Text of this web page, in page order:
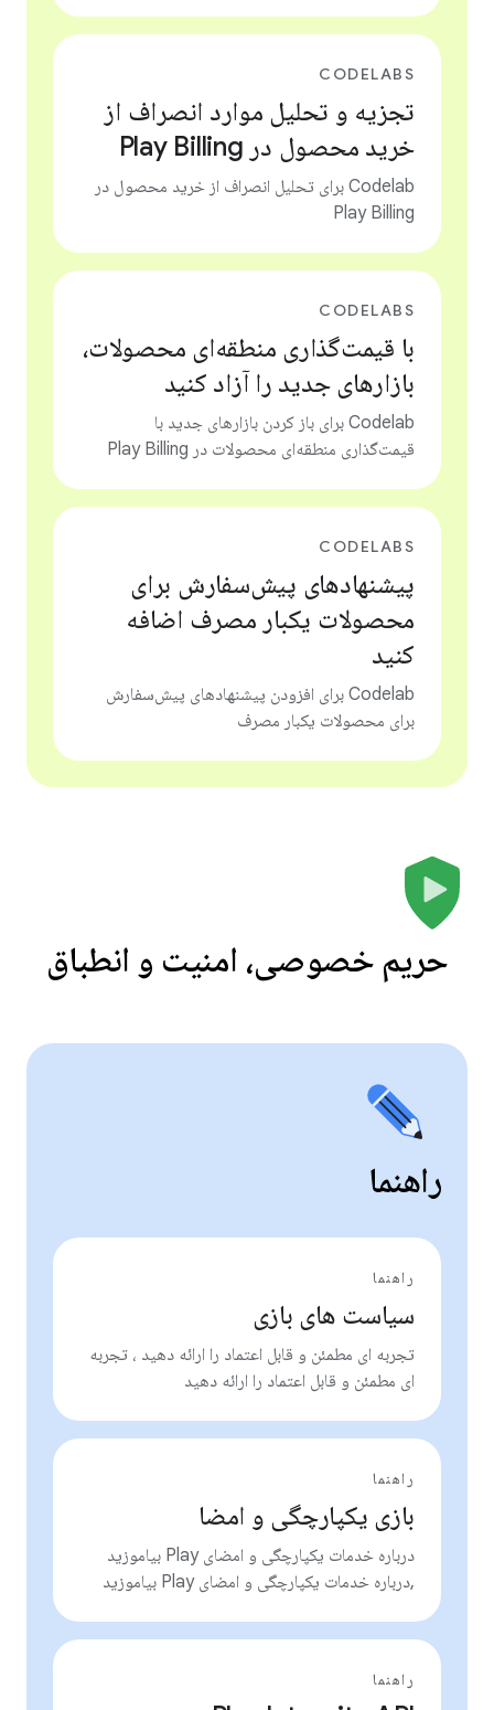
CODELABS
تجزیه و تحلیل موارد انصراف از
خرید محصول در Play Billing
Codelab برای تحلیل انصراف از خرید محصول در
Play Billing
CODELABS
با قیمت‌گذاری منطقه‌ای محصولات،
بازارهای جدید را آزاد کنید
Codelab برای باز کردن بازارهای جدید با
قیمت‌گذاری منطقه‌ای محصولات در Play Billing
CODELABS
پیشنهادهای پیش‌سفارش برای
محصولات یکبار مصرف اضافه
کنید
Codelab برای افزودن پیشنهادهای پیش‌سفارش
برای محصولات یکبار مصرف
حریم خصوصی، امنیت و انطباق
راهنما
راهنما
سیاست های بازی
تجربه ای مطمئن و قابل اعتماد را ارائه دهید ، تجربه
ای مطمئن و قابل اعتماد را ارائه دهید
راهنما
بازی یکپارچگی و امضا
درباره خدمات یکپارچگی و امضای Play بیاموزید
,درباره خدمات یکپارچگی و امضای Play بیاموزید
راهنما